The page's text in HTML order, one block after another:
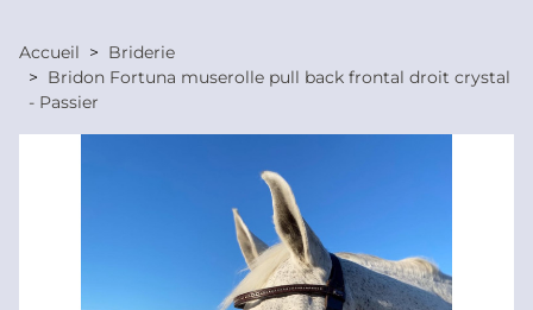
Accueil
Briderie
Bridon Fortuna muserolle pull back frontal droit crystal
- Passier